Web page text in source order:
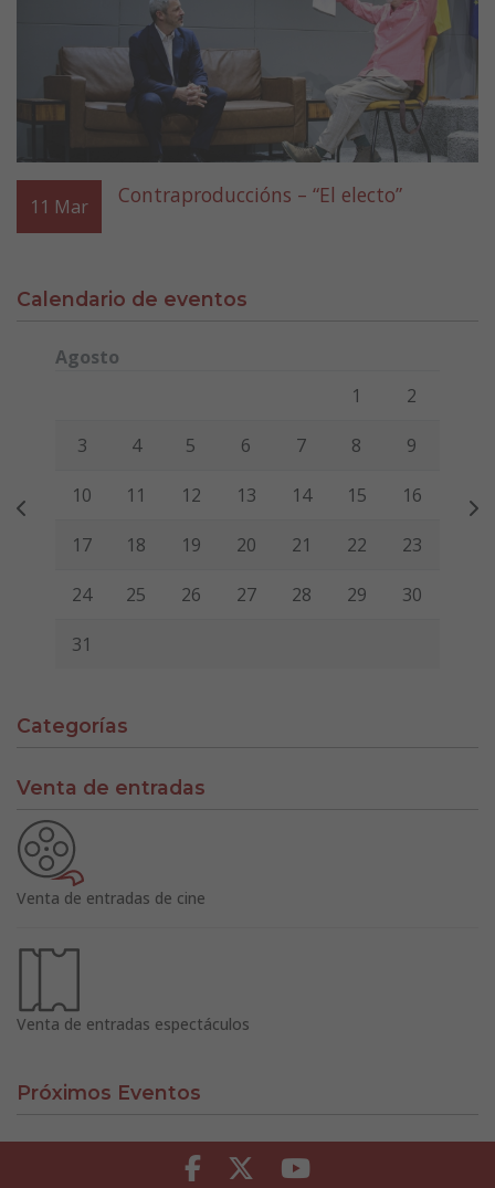
11 Mar Contraproduccións – “El electo”
Calendario de eventos
Agosto
Viernes Sábado
1 2
3 4 5 6 7 8 9
10 11 12 13 14 15 16
17 18 19 20 21 22 23
24 25 26 27 28 29 30
31
Categorías
Venta de entradas
Venta de entradas de cine
Venta de entradas espectáculos
Próximos Eventos
Facebook Twitter Youtube